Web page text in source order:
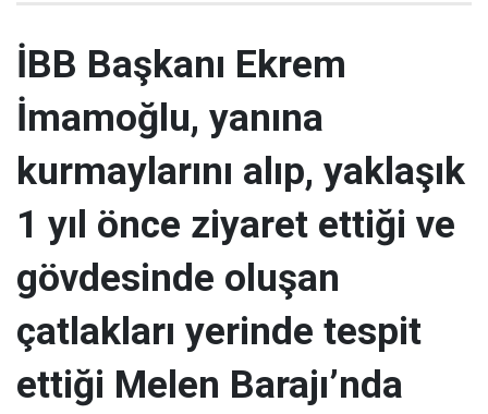
İBB Başkanı Ekrem
İmamoğlu, yanına
kurmaylarını alıp, yaklaşık
1 yıl önce ziyaret ettiği ve
gövdesinde oluşan
çatlakları yerinde tespit
ettiği Melen Barajı’nda